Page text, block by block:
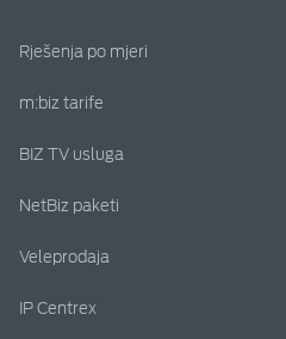
Rješenja po mjeri
m:biz tarife
BIZ TV usluga
NetBiz paketi
Veleprodaja
IP Centrex